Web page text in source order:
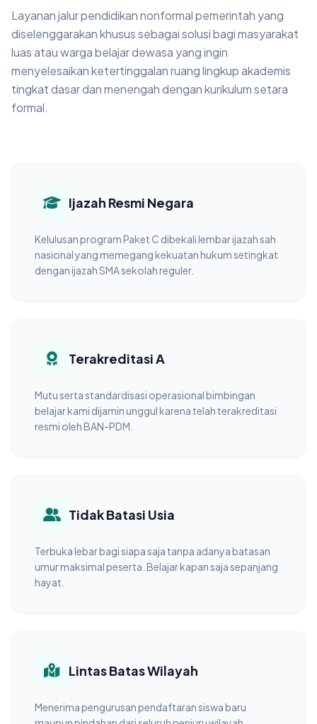
Layanan jalur pendidikan nonformal pemerintah yang
diselenggarakan khusus sebagai solusi bagi masyarakat
luas atau warga belajar dewasa yang ingin
menyelesaikan ketertinggalan ruang lingkup akademis
tingkat dasar dan menengah dengan kurikulum setara
formal.
Ijazah Resmi Negara
Kelulusan program Paket C dibekali lembar ijazah sah
nasional yang memegang kekuatan hukum setingkat
dengan ijazah SMA sekolah reguler.
Terakreditasi A
Mutu serta standardisasi operasional bimbingan
belajar kami dijamin unggul karena telah terakreditasi
resmi oleh BAN-PDM.
Tidak Batasi Usia
Terbuka lebar bagi siapa saja tanpa adanya batasan
umur maksimal peserta. Belajar kapan saja sepanjang
hayat.
Lintas Batas Wilayah
Menerima pengurusan pendaftaran siswa baru